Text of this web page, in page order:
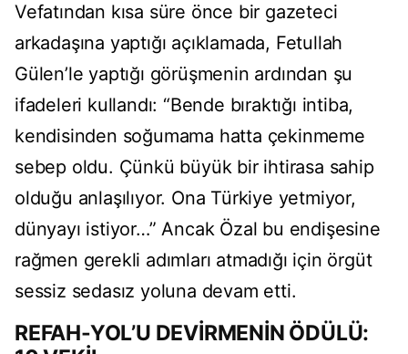
Vefatından kısa süre önce bir gazeteci
arkadaşına yaptığı açıklamada, Fetullah
Gülen’le yaptığı görüşmenin ardından şu
ifadeleri kullandı: “Bende bıraktığı intiba,
kendisinden soğumama hatta çekinmeme
sebep oldu. Çünkü büyük bir ihtirasa sahip
olduğu anlaşılıyor. Ona Türkiye yetmiyor,
dünyayı istiyor…” Ancak Özal bu endişesine
rağmen gerekli adımları atmadığı için örgüt
sessiz sedasız yoluna devam etti.
REFAH-YOL’U DEVİRMENİN ÖDÜLÜ: